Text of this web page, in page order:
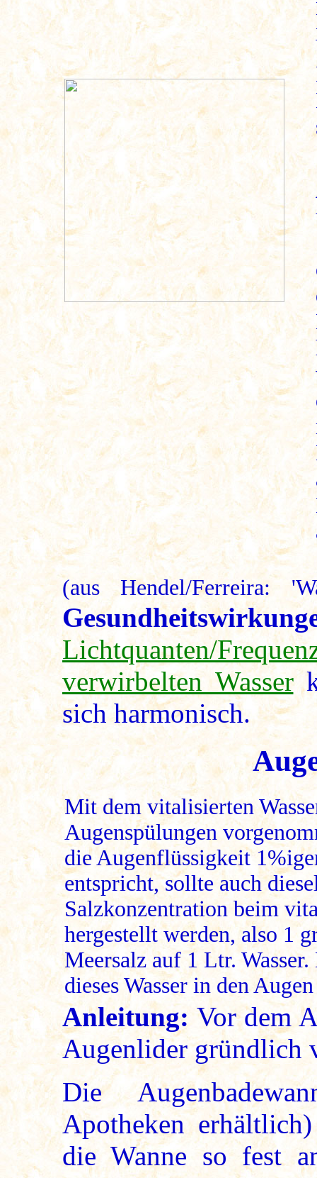
(aus Hendel/Ferreira:
Lichtquanten/
verwirbelten Wasser
sich harmonisch.
Mit dem vitalisierten
Augenspülungen
die Augenflüssigkeit
entspricht, sollte auch
Salzkonzentration beim
hergestellt werden, also 1
Meersalz auf 1 Ltr.
dieses Wasser in den
Anleitung: Vor dem
Augenlider gründlich
Die
Apotheken
die Wanne so fest